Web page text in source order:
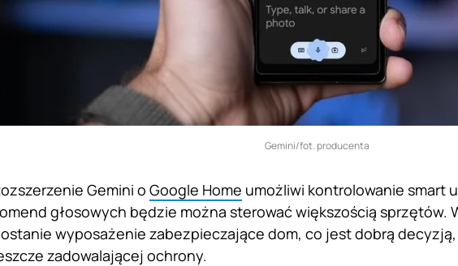
Gemini/fot. producenta
Gemini o Google Home umożliwi kontrolowanie smart
głosowych będzie można sterować większością sprzętów.
wyposażenie zabezpieczające dom, co jest dobrą
zadowalającej ochrony.